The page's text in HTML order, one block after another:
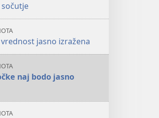
jasno izražena
naj bodo jasno